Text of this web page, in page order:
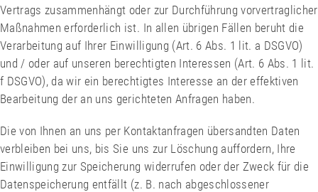
Vertrags zusammenhängt oder zur Durchführung vorvertraglicher
Maßnahmen erforderlich ist. In allen übrigen Fällen beruht die
Verarbeitung auf Ihrer Einwilligung (Art. 6 Abs. 1 lit. a DSGVO)
und / oder auf unseren berechtigten Interessen (Art. 6 Abs. 1 lit.
f DSGVO), da wir ein berechtigtes Interesse an der effektiven
Bearbeitung der an uns gerichteten Anfragen haben.
Die von Ihnen an uns per Kontaktanfragen übersandten Daten
verbleiben bei uns, bis Sie uns zur Löschung auffordern, Ihre
Einwilligung zur Speicherung widerrufen oder der Zweck für die
Datenspeicherung entfällt (z. B. nach abgeschlossener